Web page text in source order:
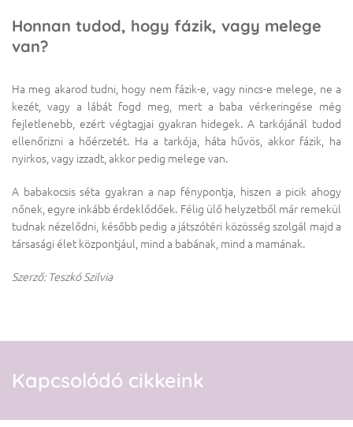
Honnan tudod, hogy fázik, vagy melege
van?
Ha meg akarod tudni, hogy nem fázik-e, vagy nincs-e melege, ne a
kezét, vagy a lábát fogd meg, mert a baba vérkeringése még
fejletlenebb, ezért végtagjai gyakran hidegek. A tarkójánál tudod
ellenőrizni a hőérzetét. Ha a tarkója, háta hűvös, akkor fázik, ha
nyirkos, vagy izzadt, akkor pedig melege van.
A babakocsis séta gyakran a nap fénypontja, hiszen a picik ahogy
nőnek, egyre inkább érdeklődőek. Félig ülő helyzetből már remekül
tudnak nézelődni, később pedig a játszótéri közösség szolgál majd a
társasági élet központjául, mind a babának, mind a mamának.
Szerző: Teszkó Szilvia
Kapcsolódó cikkeink